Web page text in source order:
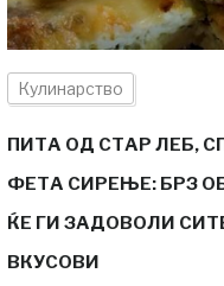
Кулинарство
ПИТА ОД СТАР ЛЕБ,
ФЕТА СИРЕЊЕ: БРЗ
ЌЕ ГИ ЗАДОВОЛИ
ВКУСОВИ